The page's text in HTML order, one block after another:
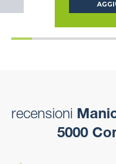
recensioni
5000